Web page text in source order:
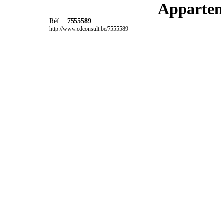
Réf. : 7555589
http://www.cdconsult.be/7555589